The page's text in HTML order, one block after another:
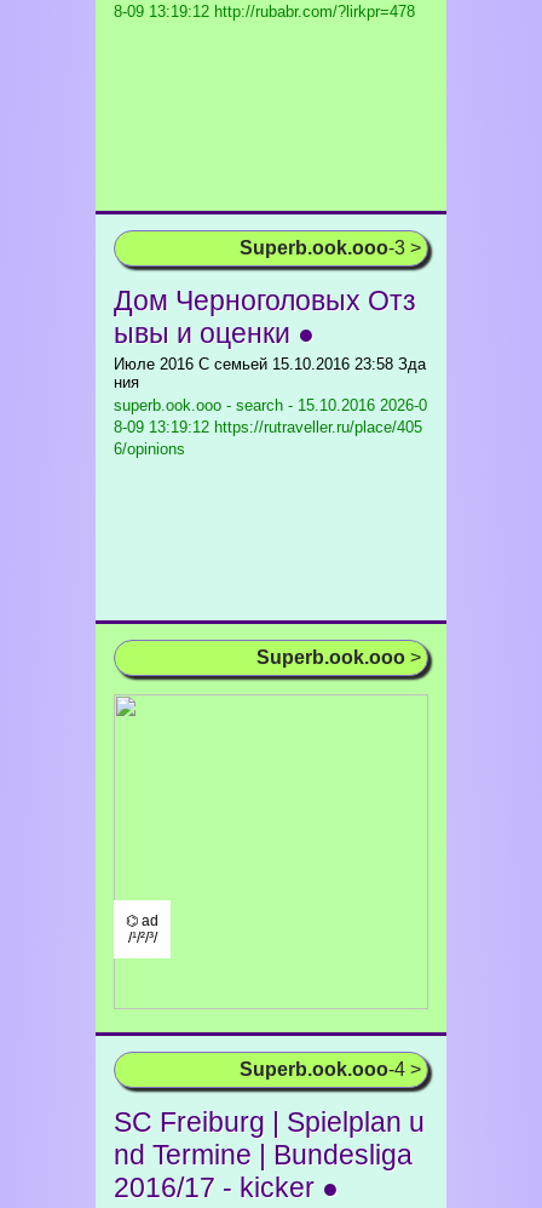
8-09 13:19:12 http://rubabr.com/?lirkpr=478
Superb.ook.ooo-3 >
Дом Черноголовых Отз
ывы и оценки ●
Июле 2016 С семьей 15.10.2016 23:58 Зда
ния
superb.ook.ooo - search - 15.10.2016 2026-0
8-09 13:19:12 https://rutraveller.ru/place/405
6/opinions
Superb.ook.ooo >
⌬ ad
/¹/²/³/
Superb.ook.ooo-4 >
SC Freiburg | Spielplan u
nd Termine | Bundesliga
2016/17 - kicker ●